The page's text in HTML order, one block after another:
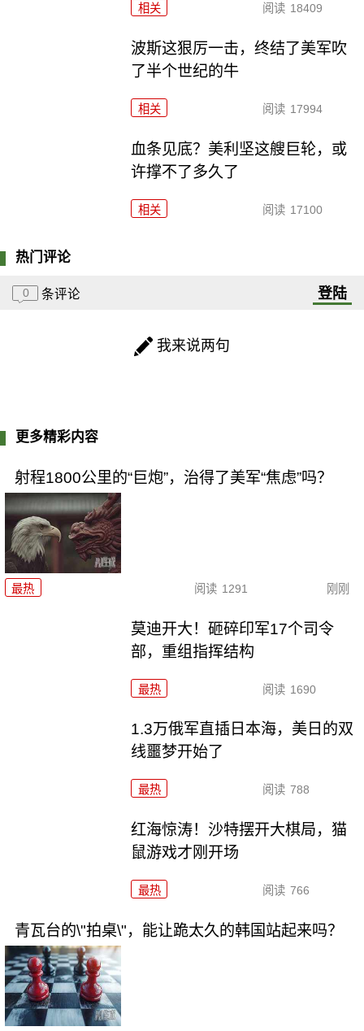
相关 阅读 18409
波斯这狠厉一击，终结了美军吹
了半个世纪的牛
相关 阅读 17994
血条见底？美利坚这艘巨轮，或
许撑不了多久了
相关 阅读 17100
热门评论
0 条评论 登陆
我来说两句
更多精彩内容
射程1800公里的“巨炮”，治得了美军“焦虑”吗？
最热 阅读 1291 刚刚
莫迪开大！砸碎印军17个司令
部，重组指挥结构
最热 阅读 1690
1.3万俄军直插日本海，美日的双
线噩梦开始了
最热 阅读 788
红海惊涛！沙特摆开大棋局，猫
鼠游戏才刚开场
最热 阅读 766
青瓦台的\"拍桌\"，能让跪太久的韩国站起来吗？